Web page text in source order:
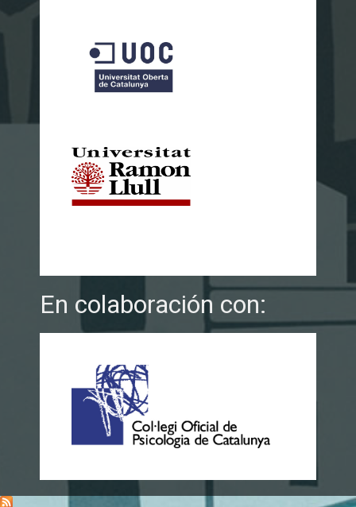
En colaboración con: